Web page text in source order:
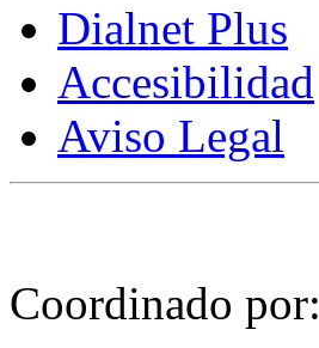
Dialnet Plus
Accesibilidad
Aviso Legal
Coordinado por: